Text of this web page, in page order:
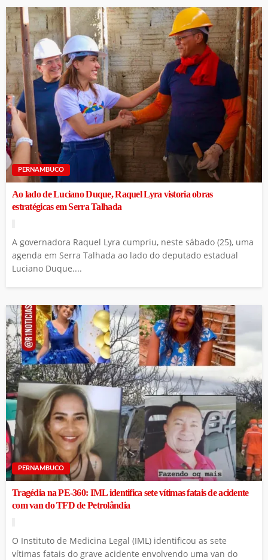
PERNAMBUCO
Ao lado de Luciano Duque, Raquel Lyra vistoria obras
estratégicas em Serra Talhada
A governadora Raquel Lyra cumpriu, neste sábado (25), uma
agenda em Serra Talhada ao lado do deputado estadual
Luciano Duque....
PERNAMBUCO
Tragédia na PE-360: IML identifica sete vítimas fatais de acidente
com van do TFD de Petrolândia
O Instituto de Medicina Legal (IML) identificou as sete
vítimas fatais do grave acidente envolvendo uma van do